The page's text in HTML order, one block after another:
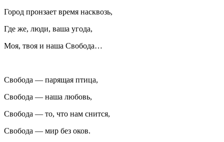
Город пронзает время насквозь,
Где же, люди, ваша угода,
Моя, твоя и наша Свобода…
Свобода — парящая птица,
Свобода — наша любовь,
Свобода — то, что нам снится,
Свобода — мир без оков.